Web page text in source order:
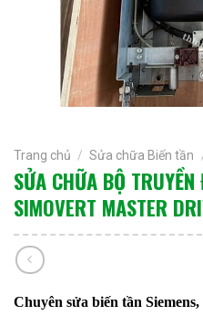
Trang chủ / Sửa chữa Biến tần
SỬA CHỮA BỘ
SIMOVERT MASTER
Chuyên sửa biến tần